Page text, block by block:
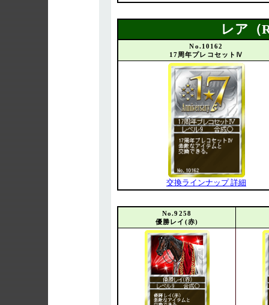
レア（
No.10162
17周年プレコセットⅣ
交換ラインナップ 詳細
No.9258
優勝レイ(赤)